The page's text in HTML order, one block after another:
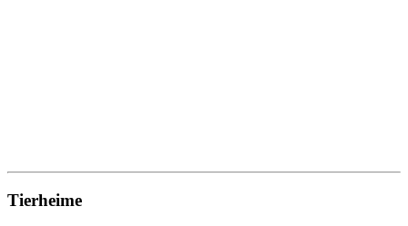
Tierheime